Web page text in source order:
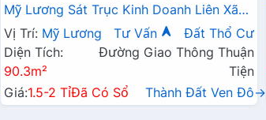
Mỹ Lương Sát Trục Kinh Doanh Liên Xã
Giá Chỉ Hơn Tỷ
Vị Trí: Mỹ Lương Tư Vấn
Đất Thổ Cư
Diện Tích:
90.3m²
Đường Giao Thông Thuận
Tiện
Giá:1.5-2 TỉĐã Có Sổ Thành Đất Ven Đô→